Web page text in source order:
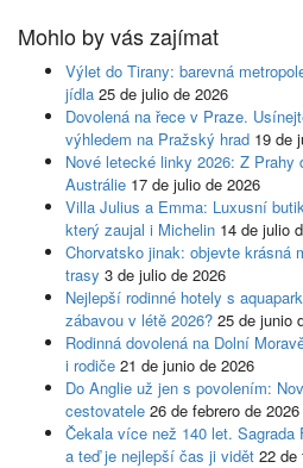
Mohlo by vás zajímat
Výlet do Tirany: barevná
jídla 25 de julio de 2026
Dovolená na řece v Praze.
výhledem na Pražský hrad 19 de
Nové letecké linky 2026: Z
Austrálie 17 de julio de 2026
Villa Julius a Emma: Luxusní
který zaujal i Michelin 14 de julio
Chorvatsko jinak: objevte krásná
trasy 3 de julio de 2026
Nejlepší rodinné hotely s
zábavou v létě 2026? 25 de junio
Rodinná dovolená na Dolní
i rodiče 21 de junio de 2026
Do Anglie už jen s povolením:
cestovatele 26 de febrero de 2026
Čekala více než 140 let.
a teď je nejlepší čas ji vidět 22 de